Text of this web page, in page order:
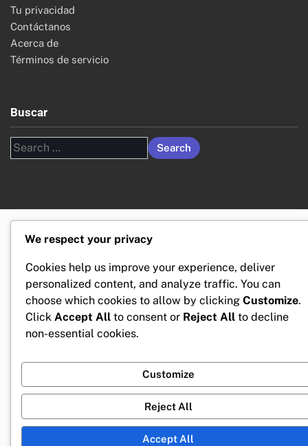
Tu privacidad
Contáctanos
Acerca de
Términos de servicio
Buscar
Search
for:
We respect your privacy
Cookies help us improve your experience, deliver
personalized content, and analyze traffic. You can
choose which cookies to allow by clicking Customize.
Click Accept All to consent or Reject All to decline
non-essential cookies.
Customize
Reject All
Accept All